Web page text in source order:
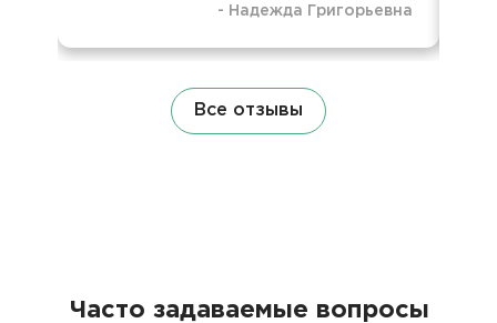
- Надежда Григорьевна
Все отзывы
Часто задаваемые вопросы